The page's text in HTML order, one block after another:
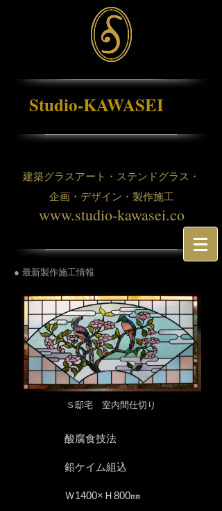
Studio-KAWASEI
建築グラスアート・ステンドグラス・
企画・デザイン・製作施工
www.studio-kawasei.co
● 最新製作施工情報
Ｓ邸宅 室内間仕切り
酸腐食技法
鉛ケイム組込
Ｗ1400×Ｈ800㎜